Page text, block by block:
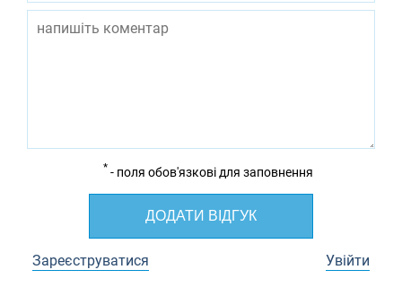
* - поля обов'язкові для заповнення
ДОДАТИ ВІДГУК
Зареєструватися Увійти